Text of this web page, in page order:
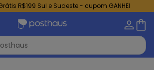
R$199 Sul e Sudeste - cupom GANHEI